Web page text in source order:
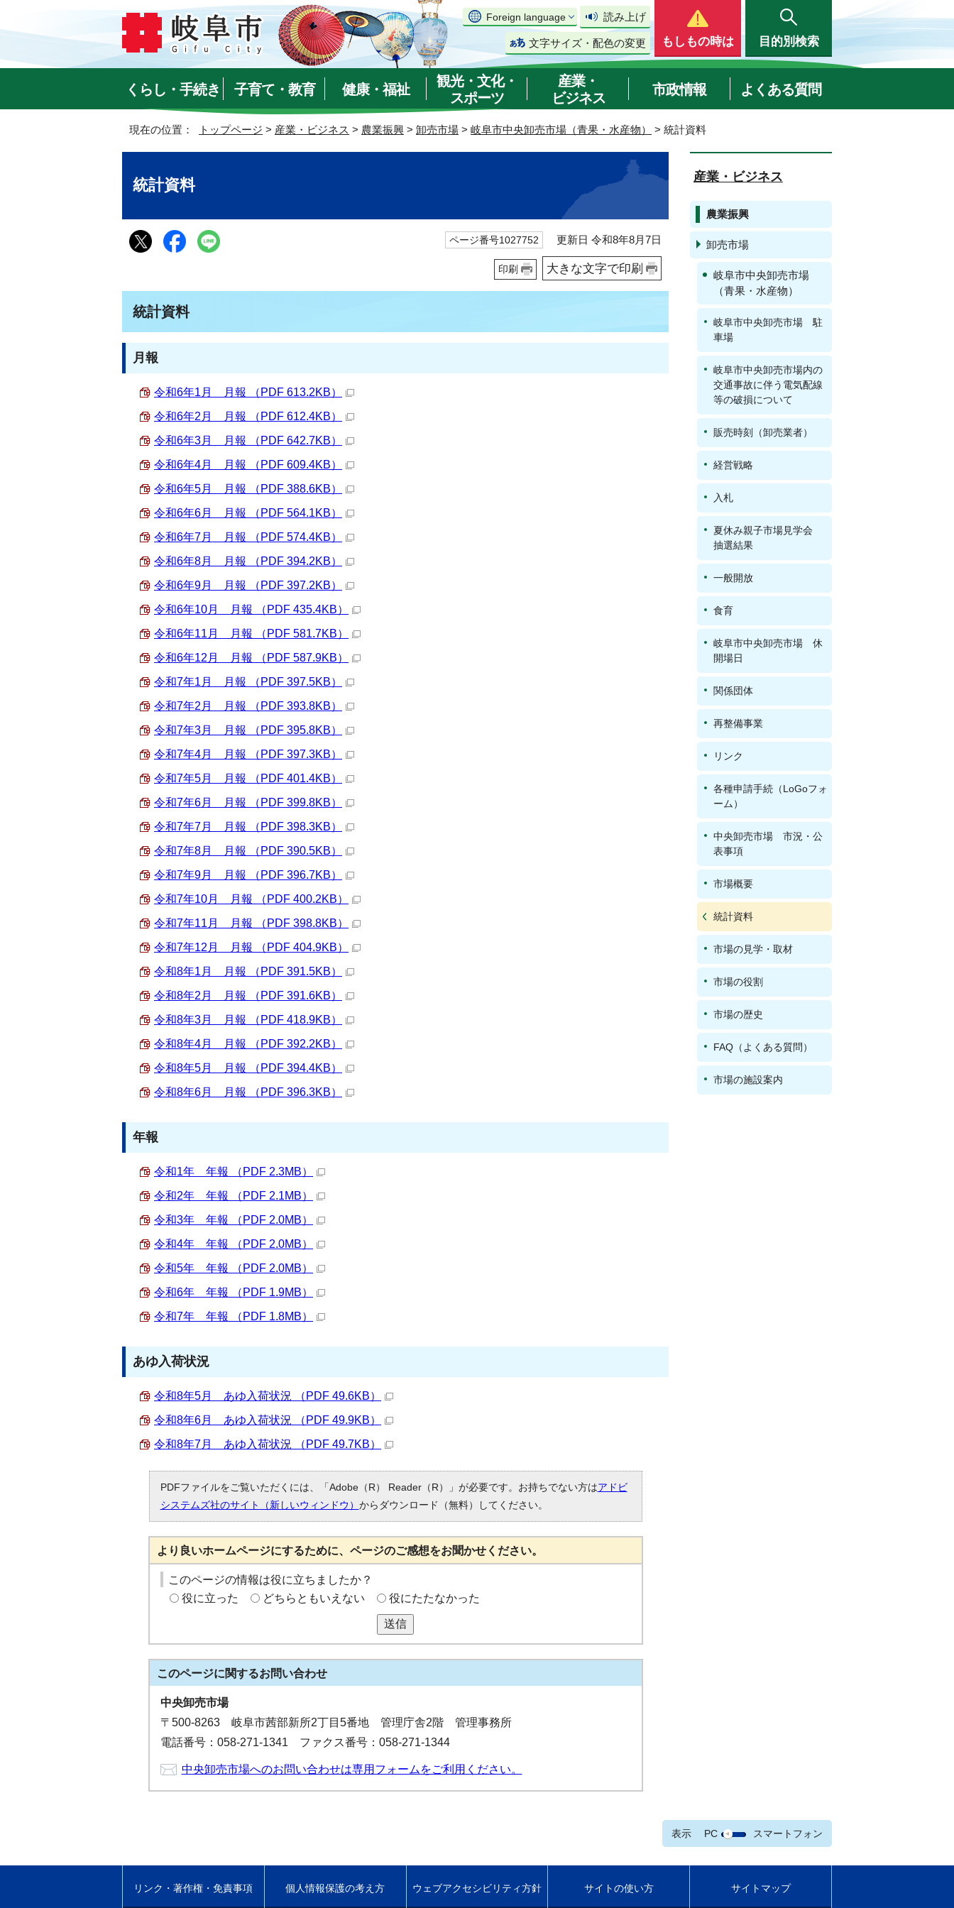
Foreign language 読み上げ
文字サイズ・配色の変更 もしもの時は 目的別検索
くらし・手続き 子育て・教育 健康・福祉
観光・文化・
スポーツ
産業・
ビジネス
市政情報 よくある質問
現在の位置： トップページ > 産業・ビジネス > 農業振興 > 卸売市場 > 岐阜市中央卸売市場（青果・水産物） > 統計資料
統計資料
ページ番号1027752 更新日 令和8年8月7日
印刷 大きな文字で印刷
統計資料
月報
令和6年1月 月報 （PDF 613.2KB）
令和6年2月 月報 （PDF 612.4KB）
令和6年3月 月報 （PDF 642.7KB）
令和6年4月 月報 （PDF 609.4KB）
令和6年5月 月報 （PDF 388.6KB）
令和6年6月 月報 （PDF 564.1KB）
令和6年7月 月報 （PDF 574.4KB）
令和6年8月 月報 （PDF 394.2KB）
令和6年9月 月報 （PDF 397.2KB）
令和6年10月 月報 （PDF 435.4KB）
令和6年11月 月報 （PDF 581.7KB）
令和6年12月 月報 （PDF 587.9KB）
令和7年1月 月報 （PDF 397.5KB）
令和7年2月 月報 （PDF 393.8KB）
令和7年3月 月報 （PDF 395.8KB）
令和7年4月 月報 （PDF 397.3KB）
令和7年5月 月報 （PDF 401.4KB）
令和7年6月 月報 （PDF 399.8KB）
令和7年7月 月報 （PDF 398.3KB）
令和7年8月 月報 （PDF 390.5KB）
令和7年9月 月報 （PDF 396.7KB）
令和7年10月 月報 （PDF 400.2KB）
令和7年11月 月報 （PDF 398.8KB）
令和7年12月 月報 （PDF 404.9KB）
令和8年1月 月報 （PDF 391.5KB）
令和8年2月 月報 （PDF 391.6KB）
令和8年3月 月報 （PDF 418.9KB）
令和8年4月 月報 （PDF 392.2KB）
令和8年5月 月報 （PDF 394.4KB）
令和8年6月 月報 （PDF 396.3KB）
年報
令和1年 年報 （PDF 2.3MB）
令和2年 年報 （PDF 2.1MB）
令和3年 年報 （PDF 2.0MB）
令和4年 年報 （PDF 2.0MB）
令和5年 年報 （PDF 2.0MB）
令和6年 年報 （PDF 1.9MB）
令和7年 年報 （PDF 1.8MB）
あゆ入荷状況
令和8年5月 あゆ入荷状況 （PDF 49.6KB）
令和8年6月 あゆ入荷状況 （PDF 49.9KB）
令和8年7月 あゆ入荷状況 （PDF 49.7KB）
PDFファイルをご覧いただくには、「Adobe（R） Reader（R）」が必要です。お持ちでない方はアドビ
システムズ社のサイト（新しいウィンドウ） からダウンロード（無料）してください。
より良いホームページにするために、ページのご感想をお聞かせください。
このページの情報は役に立ちましたか？
役に立った
どちらともいえない 役にたたなかった
送信
このページに関するお問い合わせ
中央卸売市場
〒500-8263 岐阜市茜部新所2丁目5番地 管理庁舎2階 管理事務所
電話番号：058-271-1341 ファクス番号：058-271-1344
中央卸売市場へのお問い合わせは専用フォームをご利用ください。
産業・ビジネス
農業振興
卸売市場
岐阜市中央卸売市場
（青果・水産物）
岐阜市中央卸売市場 駐
車場
岐阜市中央卸売市場内の
交通事故に伴う電気配線
等の破損について
販売時刻（卸売業者）
経営戦略
入札
夏休み親子市場見学会
抽選結果
一般開放
食育
岐阜市中央卸売市場 休
開場日
関係団体
再整備事業
リンク
各種申請手続（LoGoフォ
ーム）
中央卸売市場 市況・公
表事項
市場概要
統計資料
市場の見学・取材
市場の役割
市場の歴史
FAQ（よくある質問）
市場の施設案内
表示 PC スマートフォン
リンク・著作権・免責事項 個人情報保護の考え方 ウェブアクセシビリティ方針 サイトの使い方 サイトマップ